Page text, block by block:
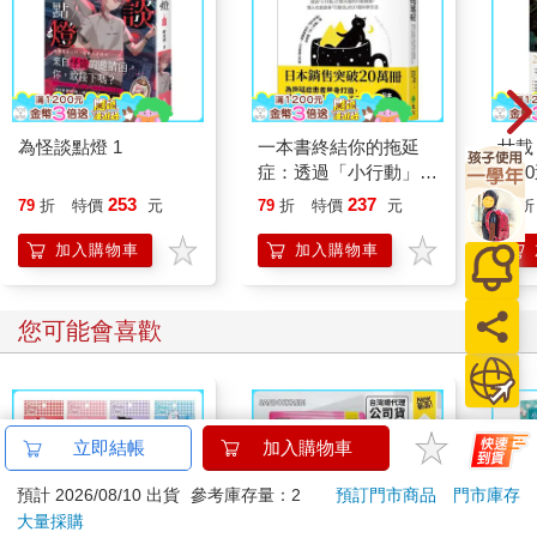
脂肪與蛋白質，會製造出一種較平淡而溫和的乳酪味，而青翠的
牧草則帶來清甜的覆盆子氣味（長鏈不飽和脂肪酸的衍生物），
以及穀倉的吲哚氣味。
烹飪產生的風味
低溫的巴氏殺菌法（詳見第43 頁）會去掉一些較細緻的香味，使
牛乳的風味稍微改變。但是此殺菌法也會使酵素與細菌失去作
用，牛乳因此不變質，而且會添加些許硫磺與綠葉（二甲基硫、
己醛）的味道。高溫巴氏殺菌法或短暫加熱牛乳至76°C以上，可
產生許多氣味芬芳的微量物質，帶出像是香草、杏仁以及精緻奶
油的味道，還有蛋味的硫化氫。長時間煮沸會促使乳糖和乳蛋白
發生褐變反應（或梅納反應），產生出奶油糖果味的分子。
鮮乳的美好風味在幾種情況下會變差。單是與氧氣接觸或暴露於
強光下，就會使脂肪球膜的磷脂質發生氧化，並會產生連鎖反
應，慢慢發出腐敗紙板、金屬、魚腥以及油漆味。如果牛乳存放
太久而變酸，通常也會發出水果、醋酸、麥芽以及更多令人不舒
服的味道。
為怪談點燈 1
79 折 特價 253 元
加入購物車
一本書終結你的拖延
症：透過「小行動」打
開大腦的行動開關，懶
的37個科學方法
79 折 特價 237 元
加入購物車
廿
道
79 折
您可能會喜歡
立即結帳 加入購物車
預計 2026/08/10 出貨 參考庫存量：2 預訂門市商品
門市庫存
大量採購